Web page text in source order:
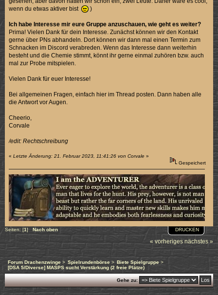
wenn du etwas aktiver bist
)
Ich habe Interesse mir eure Gruppe anzuschauen, wie geht es weiter?
Prima! Vielen Dank für dein Interesse. Zunächst können wir den Kontakt
gerne über PNs abhandeln. Dort können wir dann mal einen Termin zum
Schnacken im Discord verabreden. Wenn das Interesse dann weiterhin
besteht und die Chemie stimmt, könnt ihr gerne einmal zuhören bzw. auch
mal zur Probe mitspielen.
Vielen Dank für euer Interesse!
Bei allgemeinen Fragen, einfach hier im Thread posten. Dann haben alle
die Antwort vor Augen.
Cheerio,
Corvale
/edit: Rechtschreibung
«Letzte Änderung: 21. Februar 2023, 11:41:26 von Corvale »
Gespeichert
DRUCKEN
Seiten: [1] Nach oben
« vorheriges nächstes »
Forum Drachenzwinge > Spielrundenbörse> Biete Spielgruppe>
[DSA 5/Diverse] MASPS sucht Verstärkung (2 freie Plätze)
Gehe zu: